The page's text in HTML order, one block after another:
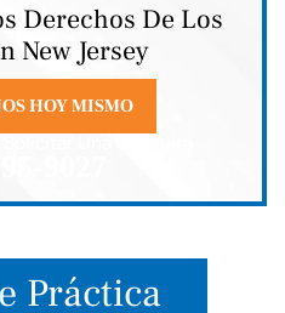
Derechos De Los
New Jersey
HOY MISMO
Una Consulta
Práctica